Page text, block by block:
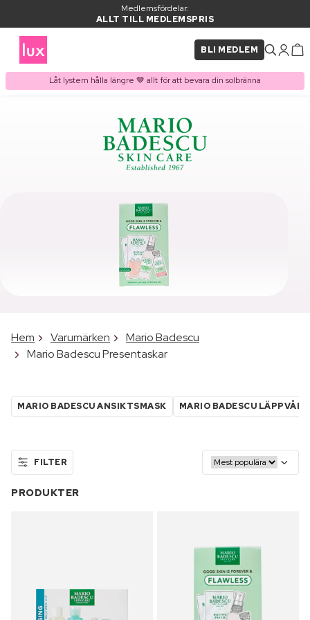
Medlemsfördelar:
ALLT TILL MEDLEMSPRIS
BLI MEDLEM
Låt lystern hålla längre 🤎 allt för att bevara din solbränna
Hem Varumärken
Mario Badescu
Mario Badescu Presentaskar
MARIO BADESCU ANSIKTSMASK MARIO BADESCU LÄPPVÅRD
FILTER
PRODUKTER